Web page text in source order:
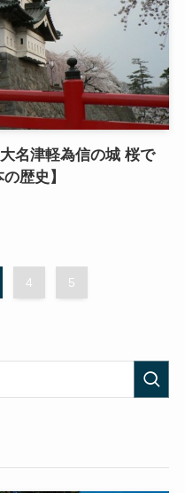
名津軽為信の城 桜で
歴史】
4 5